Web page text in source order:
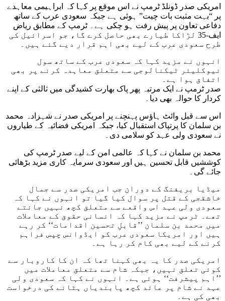
امریکی صدر ڈونلڈ ٹرمپ نے اس موقع پر کہا کہ ابراہیمی معاہدے
پر “بہت مثبت بات چیت” ہوئی ہے جبکہ سعودی عرب کے ساتھ
دفاعی تعاون پر پیش رفت ہو چکی ہے۔ ٹرمپ کے مطابق ریاض
ایف-35 لڑاکا طیارے بھی حاصل کرے گا، جو اسرائیل کی
طرح سعودی عرب کے لیے بھی اہم قرار دیے گئے ہیں۔
انہوں نے مزید کہا کہ سعودی عرب کے ساتھ سول
نیوکلیئر ٹیکنالوجی سے متعلق معاہدہ کرنے پر بھی
اتفاق ہوا ہے۔
صدر ٹرمپ نے ایک مرتبہ پھر پاک بھارت کشیدگی میں ثالثی کے اپنے
کردار کا حوالہ بھی دیا۔
اس سے قبل وائٹ ہاؤس پہنچنے پر امریکی صدر نے شہزادہ محمد
بن سلمان کا پرتپاک استقبال کیا، جبکہ امریکی فضائیہ کے طیاروں
نے سعودی ولی عہد کو سلامی دی۔
محمد بن سلمان نے کہا کہ عالمی امن کے لیے صدر ٹرمپ کی
کوششیں قابل تحسین ہیں اور سعودی سرمایہ کاری مزید بڑھائی
جائے گی۔
میڈیا بریفنگ کے دوران جب امریکی صدر سے جمال
خاشقجی کے قتل پر سوال کیا گیا تو انہوں نے کہا کہ
سعودی ولی عہد اس واقعے سے متعلق کچھ نہیں جانتے
تھے۔ ٹرمپ نے مزید کہا کہ انسانی حقوق کے معاملات
میں محمد بن سلمان ’’قابلِ تحسین اقدامات‘‘ کر رہے
ہیں اور امریکا سعودی عرب کو ایڈوانس چپس فراہم
کرنے کے لیے بھی کام کر رہا ہے۔
امریکی صدر کا یہ بھی کہنا تھا کہ ان کا کاروبار سے
کوئی تعلق نہیں، جبکہ شام سے متعلق معاملات میں
’’اہم پیشرفت‘‘ ہوئی ہے۔ انہوں نے کہا کہ سعودی ولی
عہد نے شام پر عائد کچھ پابندیاں ہٹانے کی درخواست
بھی کی ہے۔